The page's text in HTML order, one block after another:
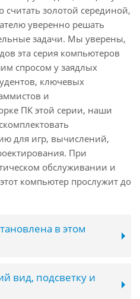
золотой серединой,
уверенно решать
задачи. Мы уверены,
эта серия компьютеров
спросом у заядлых
ключевых
и
ПК этой серии, наши
для игр, вычислений,
При
обслуживании и
компьютер прослужит до
в этом
вид, подсветку и